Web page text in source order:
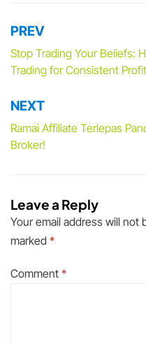
Post
navigation
PREV
Stop Trading Your Beliefs:
Trading for Consistent
NEXT
Ramai Affiliate Terlepas
Broker!
Leave a Reply
Your email address will not
marked *
Comment *